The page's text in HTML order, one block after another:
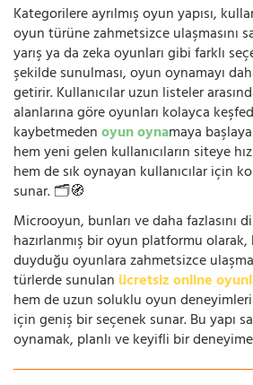
Kategorilere ayrılmış oyun yapısı,
oyun türüne zahmetsizce ulaşmasını
yarış ya da zeka oyunları gibi farklı
şekilde sunulması, oyun oynamayı
getirir. Kullanıcılar uzun listeler
alanlarına göre oyunları kolayca
kaybetmedenoyun oynamaya
hem yeni gelen kullanıcıların siteye
hem de sık oynayan kullanıcılar için
sunar. 🗂️🧭
Microoyun, bunları ve daha fazlasını
hazırlanmış bir oyun platformu olarak,
duyduğu oyunlara zahmetsizce
türlerde sunulan ücretsiz online
hem de uzun soluklu oyun
için geniş bir seçenek sunar. Bu yapı
oynamak, planlı ve keyifli bir